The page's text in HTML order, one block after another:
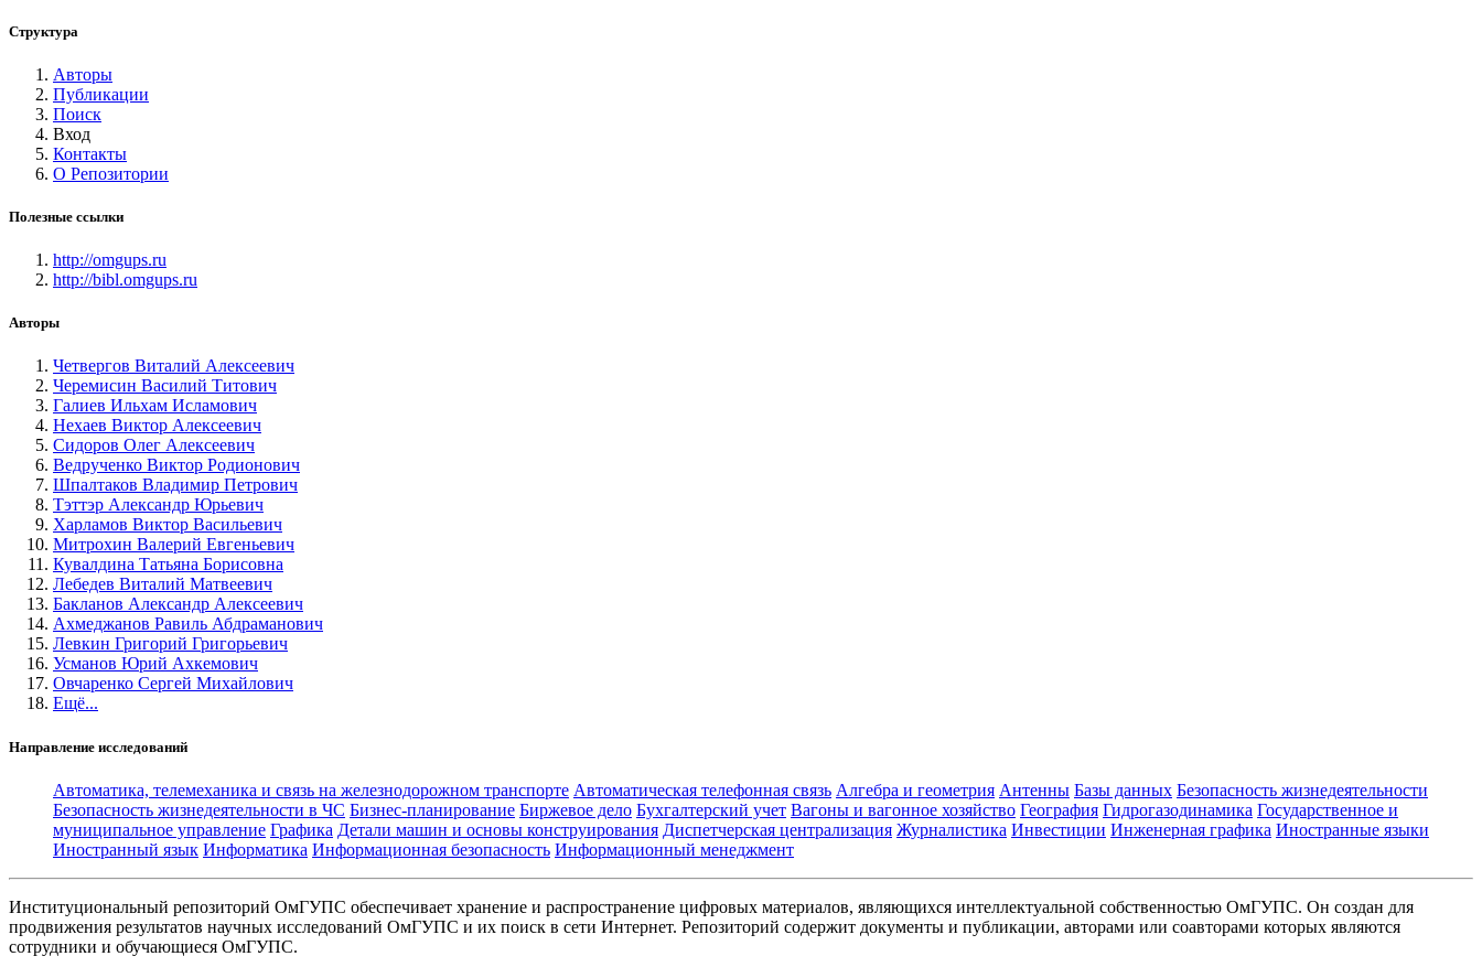
Структура
Авторы
Публикации
Поиск
Вход
Контакты
О Репозитории
Полезные ссылки
http://omgups.ru
http://bibl.omgups.ru
Авторы
Четвергов Виталий Алексеевич
Черемисин Василий Титович
Галиев Ильхам Исламович
Нехаев Виктор Алексеевич
Сидоров Олег Алексеевич
Ведрученко Виктор Родионович
Шпалтаков Владимир Петрович
Тэттэр Александр Юрьевич
Харламов Виктор Васильевич
Митрохин Валерий Евгеньевич
Кувалдина Татьяна Борисовна
Лебедев Виталий Матвеевич
Бакланов Александр Алексеевич
Ахмеджанов Равиль Абдраманович
Левкин Григорий Григорьевич
Усманов Юрий Ахкемович
Овчаренко Сергей Михайлович
Ещё...
Направление исследований
Автоматика, телемеханика и связь на железнодорожном транспорте Автоматическая телефонная связь Алгебра и геометрия Антенны Базы данных Безопасность жизнедеятельности
Безопасность жизнедеятельности в ЧС Бизнес-планирование Биржевое дело Бухгалтерский учет Вагоны и вагонное хозяйство География Гидрогазодинамика Государственное и
муниципальное управление Графика Детали машин и основы конструирования Диспетчерская централизация Журналистика Инвестиции Инженерная графика Иностранные языки
Иностранный язык Информатика Информационная безопасность Информационный менеджмент
Институциональный репозиторий ОмГУПС обеспечивает хранение и распространение цифровых материалов, являющихся интеллектуальной собственностью ОмГУПС. Он создан для
продвижения результатов научных исследований ОмГУПС и их поиск в сети Интернет. Репозиторий содержит документы и публикации, авторами или соавторами которых являются
сотрудники и обучающиеся ОмГУПС.